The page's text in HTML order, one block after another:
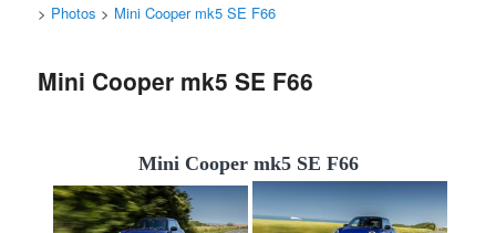
> Photos > Mini Cooper mk5 SE F66
Mini Cooper mk5 SE F66
Mini Cooper mk5 SE F66